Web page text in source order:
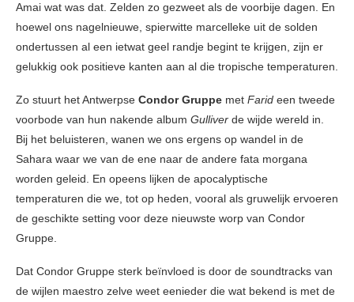
Amai wat was dat. Zelden zo gezweet als de voorbije dagen. En
hoewel ons nagelnieuwe, spierwitte marcelleke uit de solden
ondertussen al een ietwat geel randje begint te krijgen, zijn er
gelukkig ook positieve kanten aan al die tropische temperaturen.
Zo stuurt het Antwerpse Condor Gruppe met Farid een tweede
voorbode van hun nakende album Gulliver de wijde wereld in.
Bij het beluisteren, wanen we ons ergens op wandel in de
Sahara waar we van de ene naar de andere fata morgana
worden geleid. En opeens lijken de apocalyptische
temperaturen die we, tot op heden, vooral als gruwelijk ervoeren
de geschikte setting voor deze nieuwste worp van Condor
Gruppe.
Dat Condor Gruppe sterk beïnvloed is door de soundtracks van
de wijlen maestro zelve weet eenieder die wat bekend is met de